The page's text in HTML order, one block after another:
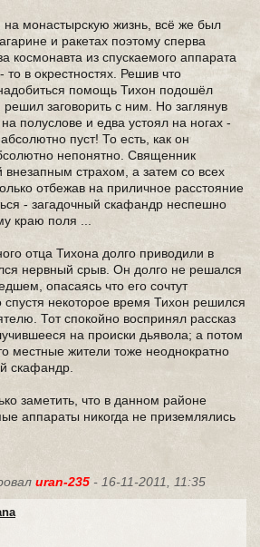
монастырскую жизнь, всё же был
и ракетах поэтому сперва
космонавта из спускаемого аппарата
то в окрестностях. Решив что
помощь Тихон подошёл
решил заговорить с ним. Но заглянув
полуслове и едва устоял на ногах -
пуст! То есть, как он
непонятно. Священник
внезапным страхом, а затем со всех
отбежав на приличное расстояние
- загадочный скафандр неспешно
краю поля ...
отца Тихона долго приводили в
нервный срыв. Он долго не решался
опасаясь что его сочтут
некоторое время Тихон решился
Тот спокойно воспринял рассказ
на происки дьявола; а потом
местные жители тоже неоднократно
скафандр.
заметить, что в данном районе
аппараты никогда не приземлялись
uran-235 - 16-11-2011, 11:35